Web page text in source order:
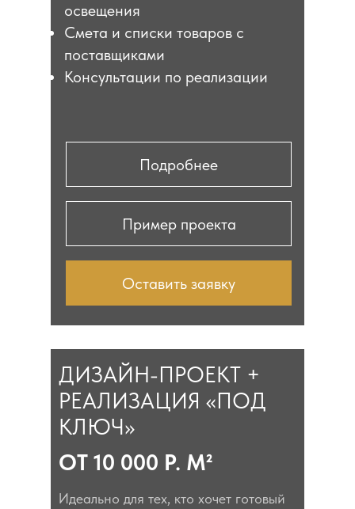
ДИЗАЙН-ПРОЕКТ +
РЕАЛИЗАЦИЯ «ПОД
КЛЮЧ»
ОТ 10 000 Р. М²
Идеально для тех, кто хочет готовый
освещения
Смета и списки товаров с
поставщиками
Консультации по реализации
Оставить заявку
Пример проекта
Подробнее